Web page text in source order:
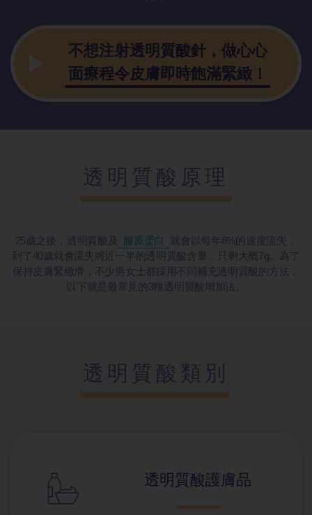
不想注射透明質酸針，做心心
面療程令皮膚即時飽滿緊緻！
透明質酸原理
25歲之後，透明質酸及 膠原蛋白
就會以每年6%的速度流失，
到了40歲就會流失將近一半的透明質酸含量，只剩大概7g。為了
保持皮膚緊緻滑，不少男女士都採用不同補充透明質酸的方法，
以下就是最常見的3種透明質酸增加法。
透明質酸類別
透明質酸護膚品